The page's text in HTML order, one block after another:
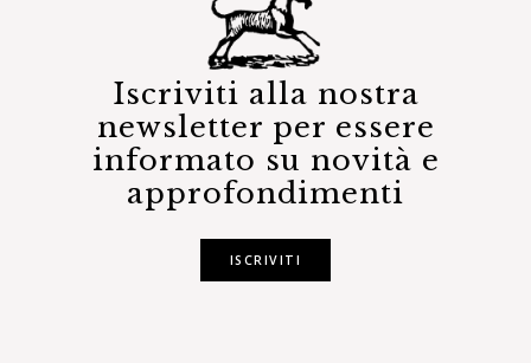
Iscriviti alla nostra
newsletter per essere
informato su novità e
approfondimenti
ISCRIVITI